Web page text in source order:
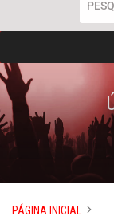
PÁGINA INICIAL